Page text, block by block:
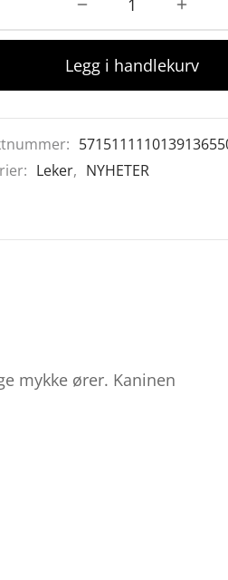
Legg i handlekurv
Leker, NYHETER
mykke ører. Kaninen